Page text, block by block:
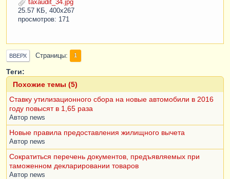
taxaudit_34.jpg
25.57 КБ, 400x267
просмотров: 171
ВВЕРХ Страницы 1
Теги:
Похожие темы (5)
Ставку утилизационного сбора на новые автомобили в 2016
году повысят в 1,65 раза
Автор news
Новые правила предоставления жилищного вычета
Автор news
Сократиться перечень документов, предъявляемых при
таможенном декларировании товаров
Автор news